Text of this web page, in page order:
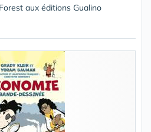
aux éditions Gualino